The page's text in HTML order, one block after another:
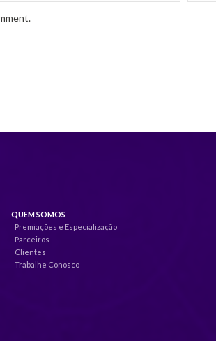
QUEM SOMOS
Premiações e Especialização
Parceiros
Clientes
Trabalhe Conosco